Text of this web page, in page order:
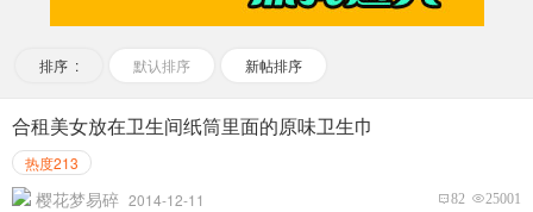
排序 : 默认排序 新帖排序
合租美女放在卫生间纸筒里面的原味卫生巾
热度213
樱花梦易碎 2014-12-11 25001
82